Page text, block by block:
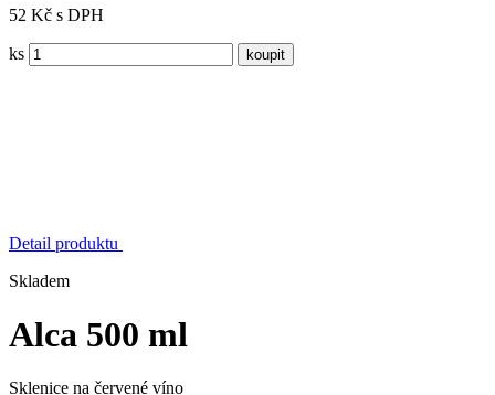
52 Kč s DPH
ks
Detail produktu
Skladem
Alca 500 ml
Sklenice na červené víno